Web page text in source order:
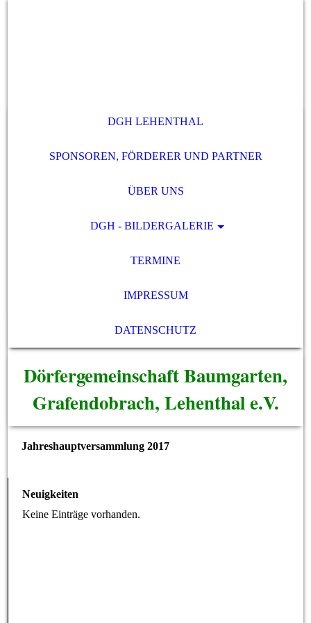
DGH LEHENTHAL
SPONSOREN, FÖRDERER UND PARTNER
ÜBER UNS
DGH - BILDERGALERIE
TERMINE
IMPRESSUM
DATENSCHUTZ
Dörfergemeinschaft Baumgarten,
Grafendobrach, Lehenthal e.V.
Jahreshauptversammlung 2017
Neuigkeiten
Keine Einträge vorhanden.